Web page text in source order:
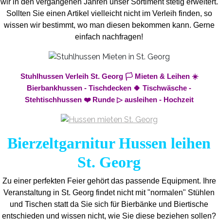
wir in den vergangenen Jahren unser Sortiment stetig erweitert.
Sollten Sie einen Artikel vielleicht nicht im Verleih finden, so
wissen wir bestimmt, wo man diesen bekommen kann. Gerne
einfach nachfragen!
Stuhlhussen Verleih St. Georg 🏳️ Mieten & Leihen ☀️
Bierbankhussen - Tischdecken 🍀 Tischwäsche -
Stehtischhussen ❤️ Runde ▷ ausleihen - Hochzeit
Bierzeltgarnitur Hussen leihen
St. Georg
Zu einer perfekten Feier gehört das passende Equipment.
Ihre
Veranstaltung in St. Georg findet nicht mit "normalen" Stühlen
und Tischen statt da Sie sich für Bierbänke und Biertische
entschieden und wissen nicht, wie Sie diese beziehen sollen?